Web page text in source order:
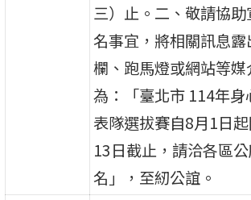
三）止。二、敬請協
名事宜，將相關訊息
欄、跑馬燈或網站等
為：「臺北市 114年
表隊選拔賽自8月1日
13日截止，請洽各區
名」，至紉公誼。